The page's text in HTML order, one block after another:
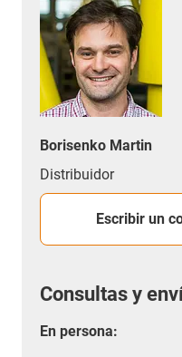
Borisenko Martin
Distribuidor
Escribir un
Consultas y
En persona: